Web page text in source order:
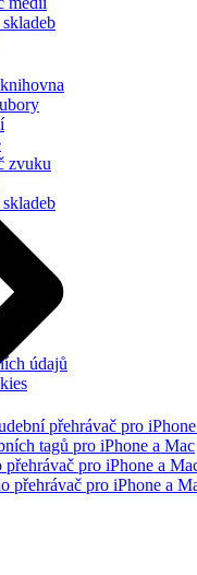
zvuku
údajů
přehrávač pro
tagů pro iPhone a Mac
pro iPhone a
přehrávač pro iPhone a